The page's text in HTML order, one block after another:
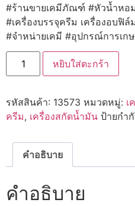
#ร้านขายเคมีภัณฑ์ #หัวน้ำหอ
#เครื่องบรรจุครีม เครื่องอบฟิ
#จำหน่ายเคมี #อุปกรณ์การเก
จำนวน
เครื่อง
สกัด
แตน
เลส
ไม่
สนิม
13573
ชิ้น
หยิบใส่ตะกร้า
รหัสสินค้า: 13573 หมวดหมู่: เ
ครีม, เครื่องสกัดน้ำมัน ป้ายกำ
คำอธิบาย
คำอธิบาย